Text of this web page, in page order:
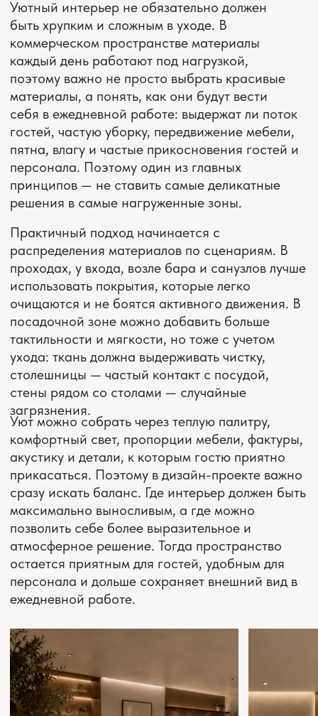
посадочной зоне можно добавить больше
тактильности и мягкости, но тоже с учетом
ухода: ткань должна выдерживать чистку,
столешницы — частый контакт с посудой,
стены рядом со столами — случайные
загрязнения.
Уют можно собрать через теплую палитру,
комфортный свет, пропорции мебели, фактуры,
акустику и детали, к которым гостю приятно
прикасаться. Поэтому в дизайн-проекте важно
сразу искать баланс. Где интерьер должен быть
максимально выносливым, а где можно
позволить себе более выразительное и
атмосферное решение. Тогда пространство
остается приятным для гостей, удобным для
персонала и дольше сохраняет внешний вид в
ежедневной работе.
— наш подход
Мы подходим к каждому проекту с вниманием к
деталям и пониманием ответственности за
результат. Дизайн-проект мы разрабатываем
на основе ваших пожеланий, но всегда
опираемся на профессиональный опыт и
решения, которые действительно применимы
именно к вашему пространству.
Для нас важно помочь вам принять взвешенные
решения. Мы объясняем возможные сценарии,
показываем преимущества и ограничения
разных вариантов, чтобы в процессе ремонта
не возникало неожиданных сложностей.
Ваш дизайн-проект сопровождается нашей
командой на всех этапах. Мы берем на себя
ЧТО ВЫ ПОЛУЧИТЕ,
ОБРАТИВШИСЬ К НАМ